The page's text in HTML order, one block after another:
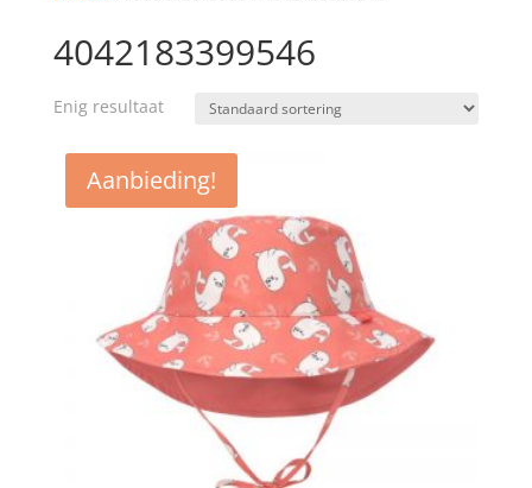
4042183399546
Enig resultaat
Aanbieding!